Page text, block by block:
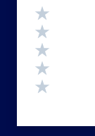
Valutazione